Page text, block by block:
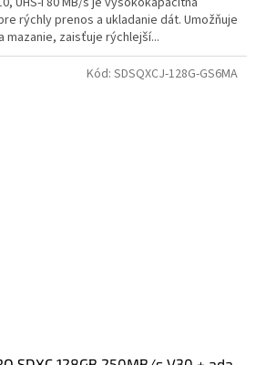
rýchly prenos a ukladanie dát. Umožňuje
mazanie, zaisťuje rýchlejší...
Kód: SDSQXCJ-128G-GS6MA